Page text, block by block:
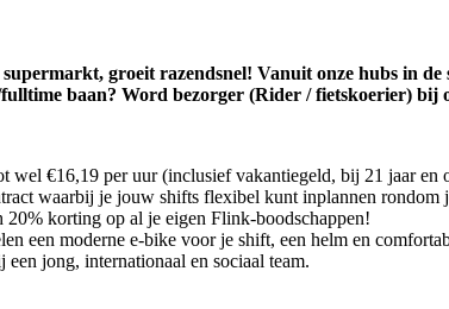
groeit razendsnel! Vanuit onze hubs in
baan? Word bezorger (Rider / fietskoerier) bij
wel €16,19 per uur (inclusief vakantiegeld, bij 21 jaar en
waarbij je jouw shifts flexibel kunt inplannen
20% korting op al je eigen Flink-boodschappen!
een moderne e-bike voor je shift, een helm en
een jong, internationaal en sociaal team.